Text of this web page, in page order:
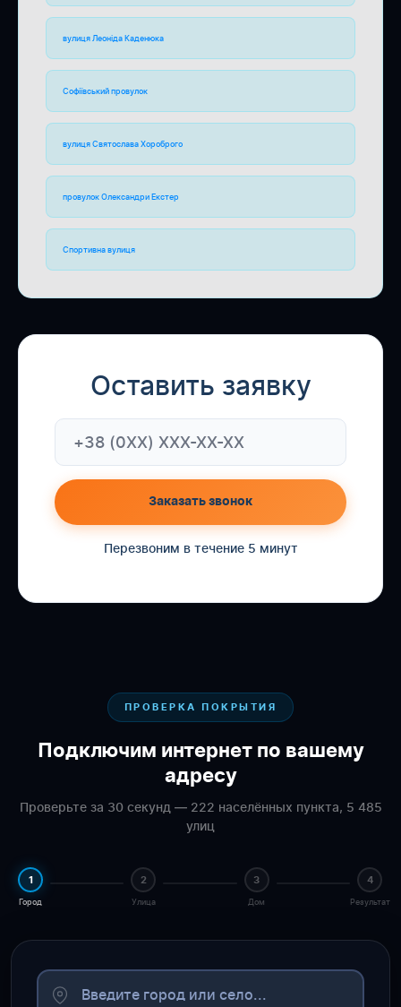
вулиця Леоніда Каденюка
Софіївський провулок
вулиця Святослава Хороброго
провулок Олександри Екстер
Спортивна вулиця
Оставить заявку
Заказать звонок
Перезвоним в течение 5 минут
ПРОВЕРКА ПОКРЫТИЯ
Подключим интернет по вашему
адресу
Проверьте за 30 секунд — 222 населённых пункта, 5 485
улиц
1
Город
2
Улица
3
Дом
4
Результат